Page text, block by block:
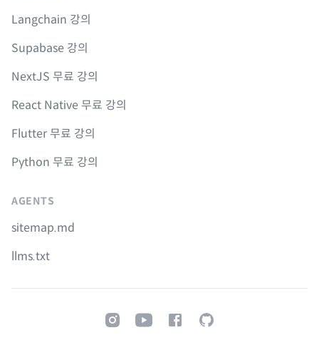
Langchain 강의
Supabase 강의
NextJS 무료 강의
React Native 무료 강의
Flutter 무료 강의
Python 무료 강의
AGENTS
sitemap.md
llms.txt
InstagramYoutubeFacebookGitHub